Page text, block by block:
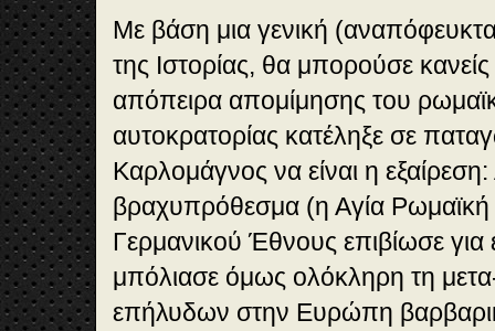
Με βάση μια γενική
της Ιστορίας, θα μπορούσε κανείς
απόπειρα απομίμησης του
αυτοκρατορίας κατέληξε σε
Καρλομάγνος να είναι η
βραχυπρόθεσμα (η Αγία Ρωμαϊκή
Γερμανικού Έθνους επιβίωσε για
μπόλιασε όμως ολόκληρη τη
επήλυδων στην Ευρώπη